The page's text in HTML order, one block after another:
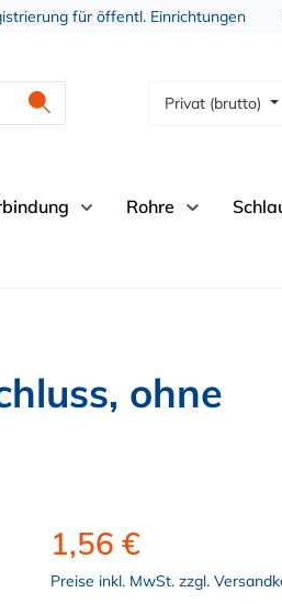
für öffentl. Einrichtungen
Privat (brutto)
Rohre
ohne
1,56 €
Preise inkl. MwSt. zzgl.